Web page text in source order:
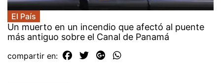
El País
Un muerto en un incendio que afectó al puente
más antiguo sobre el Canal de Panamá
compartir en: